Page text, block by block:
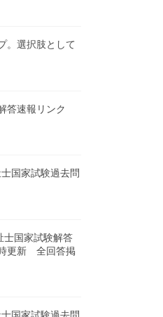
。選択肢として
答速報リンク
国家試験過去問
士国家試験解答
更新 全回答掲